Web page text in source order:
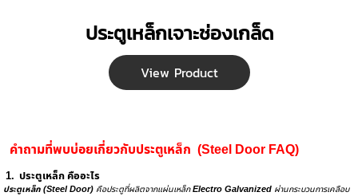
ประตูเหล็กเจาะช่องเกล็ด
View Product
คำถามที่พบบ่อยเกี่ยวกับประตูเหล็ก  (Steel Door FAQ)
1.  ประตูเหล็ก คืออะไร
ประตูเหล็ก (Steel Door) คือประตูที่ผลิตจากแผ่นเหล็ก Electro Galvanized ผ่านกระบวนการเคลือบ